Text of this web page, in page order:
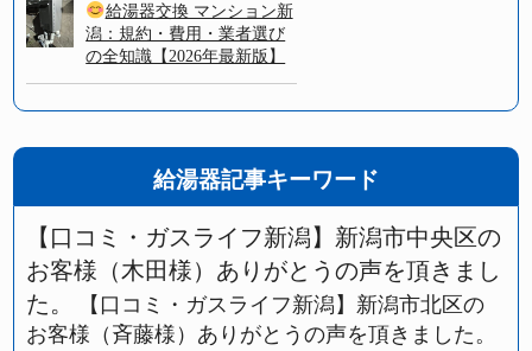
給湯器交換 マンション新
潟：規約・費用・業者選び
の全知識【2026年最新版】
給湯器記事キーワード
【口コミ・ガスライフ新潟】新潟市中央区の
お客様（木田様）ありがとうの声を頂きまし
た。
【口コミ・ガスライフ新潟】新潟市北区の
お客様（斉藤様）ありがとうの声を頂きました。